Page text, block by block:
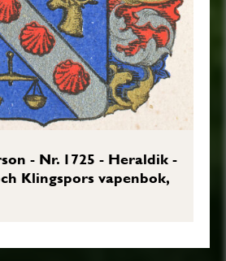
- Nr. 1725 - Heraldik -
Klingspors vapenbok,